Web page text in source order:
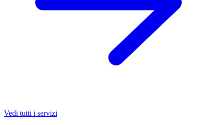
Vedi tutti i servizi